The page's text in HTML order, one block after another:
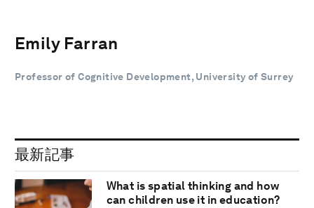
Emily Farran
Professor of Cognitive Development, University of Surrey
最新記事
What is spatial thinking and how
can children use it in education?